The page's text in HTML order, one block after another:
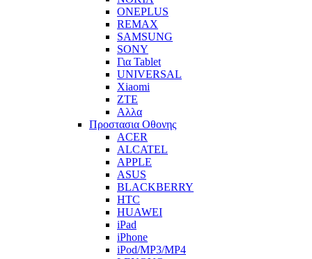
ONEPLUS
REMAX
SAMSUNG
SONY
Για Tablet
UNIVERSAL
Xiaomi
ZTE
Αλλα
Προστασια Οθονης
ACER
ALCATEL
APPLE
ASUS
BLACKBERRY
HTC
HUAWEI
iPad
iPhone
iPod/MP3/MP4